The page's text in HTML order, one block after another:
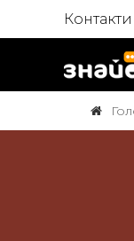
Контакти